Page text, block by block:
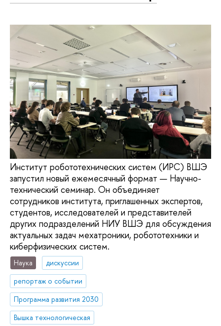
Институт робототехнических систем (ИРС) ВШЭ
запустил новый ежемесячный формат — Научно-
технический семинар. Он объединяет
сотрудников института, приглашенных экспертов,
студентов, исследователей и представителей
других подразделений НИУ ВШЭ для обсуждения
актуальных задач мехатроники, робототехники и
киберфизических систем.
Наука
дискуссии
репортаж о событии
Программа развития 2030
Вышка технологическая